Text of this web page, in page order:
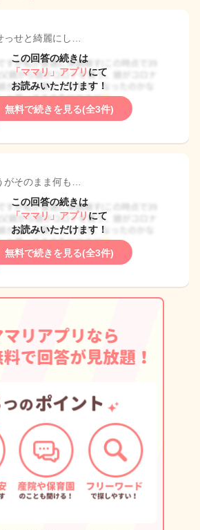
っせと綺麗にし…
この回答の続きは
「ママリ」アプリ にて
お読みいただけます！
無料で続きを見る(全3件)
がそのまま何も…
この回答の続きは
「ママリ」アプリ にて
お読みいただけます！
無料で続きを見る(全3件)